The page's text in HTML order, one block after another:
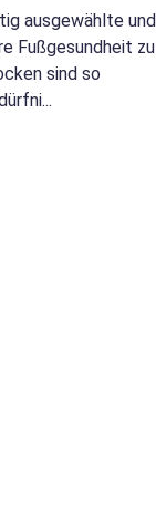
ausgewählte und
Fußgesundheit zu
sind so